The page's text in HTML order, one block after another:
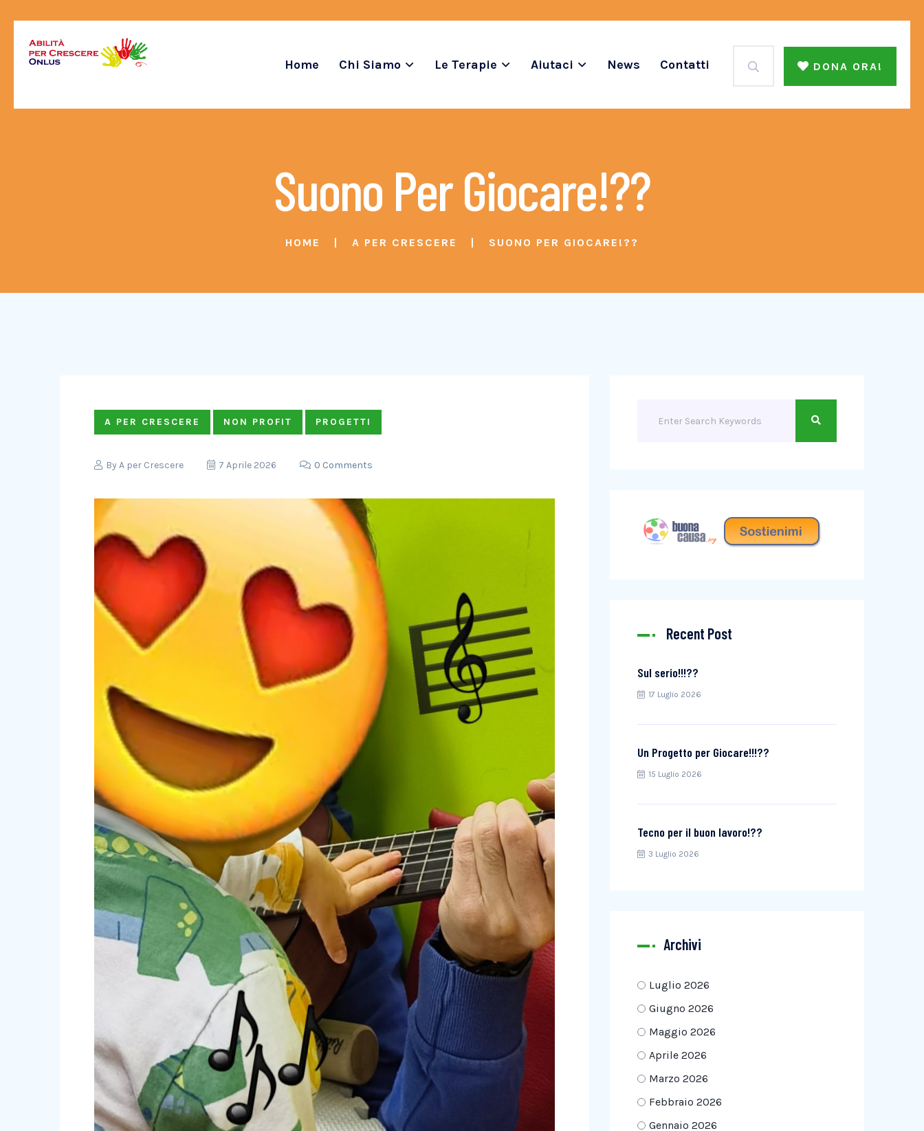
Home Chi Siamo Le Terapie Aiutaci News Contatti DONA ORA!
Suono Per Giocare!??
HOME A PER CRESCERE SUONO PER GIOCARE!??
A PER CRESCERE NON PROFIT PROGETTI
ByA per Crescere 7 Aprile 2026 0 Comments
Recent Post
Sul serio!!!??
17 Luglio 2026
Un Progetto per Giocare!!!??
15 Luglio 2026
Tecno per il buon lavoro!??
3 Luglio 2026
Archivi
Luglio 2026
Giugno 2026
Maggio 2026
Aprile 2026
Marzo 2026
Febbraio 2026
Gennaio 2026